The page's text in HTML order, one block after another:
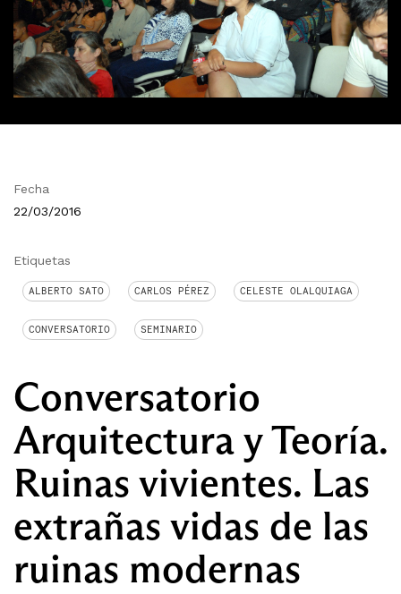
Fecha
22/03/2016
Etiquetas
ALBERTO SATO CARLOS PÉREZ CELESTE OLALQUIAGA
CONVERSATORIO SEMINARIO
Conversatorio
Arquitectura y Teoría.
Ruinas vivientes. Las
extrañas vidas de las
ruinas modernas